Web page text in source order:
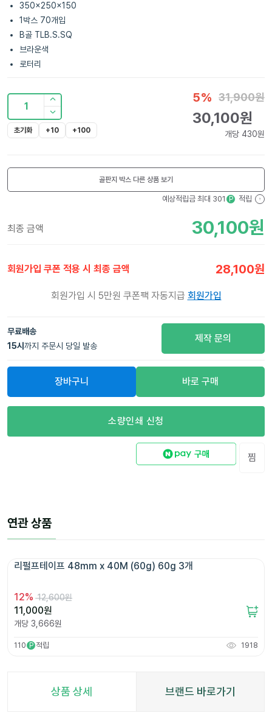
350x250x150
1박스 70개입
B골 TLB.S.SQ
브라운색
로터리
1
초기화 +10 +100
5% 31,900원
30,100원
개당 430원
골판지 박스 다른 상품 보기
예상적립금 최대 301 P 적립 ?
최종 금액 30,100원
회원가입 쿠폰 적용 시 최종 금액 28,100원
회원가입 시 5만원 쿠폰팩 자동지급 회원가입
무료배송
15시 까지 주문시 당일 발송
제작 문의
장바구니 바로 구매
소량인쇄 신청
찜
연관 상품
12% 12,600원
11,000원
개당 3,666원
110 P 적립 1918
상품 상세 브랜드 바로가기